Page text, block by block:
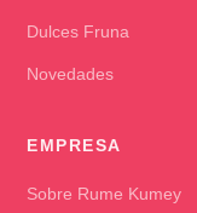
Dulces Fruna
Novedades
EMPRESA
Sobre Rume Kumey